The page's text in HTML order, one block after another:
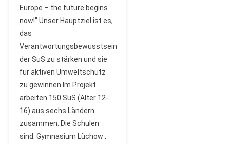
+
Projekt.
Europe – the future begins
now!” Unser Hauptziel ist es,
das
Verantwortungsbewusstsein
der SuS zu stärken und sie
für aktiven Umweltschutz
zu gewinnen.Im Projekt
arbeiten 150 SuS (Alter 12-
16) aus sechs Ländern
zusammen. Die Schulen
sind: Gymnasium Lüchow ,